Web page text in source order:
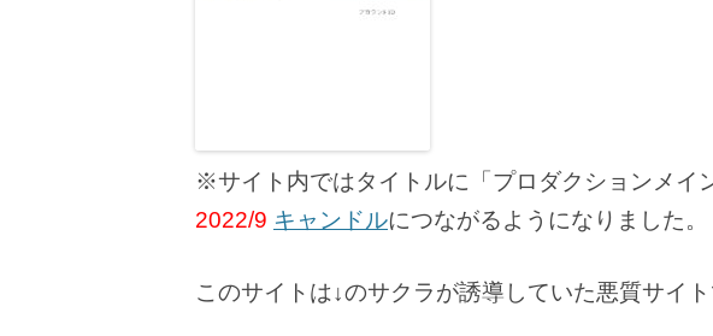
※サイト内ではタイトルに「プロダクションメイ
2022/9 キャンドルにつながるようになりました。
このサイトは↓のサクラが誘導していた悪質サイト